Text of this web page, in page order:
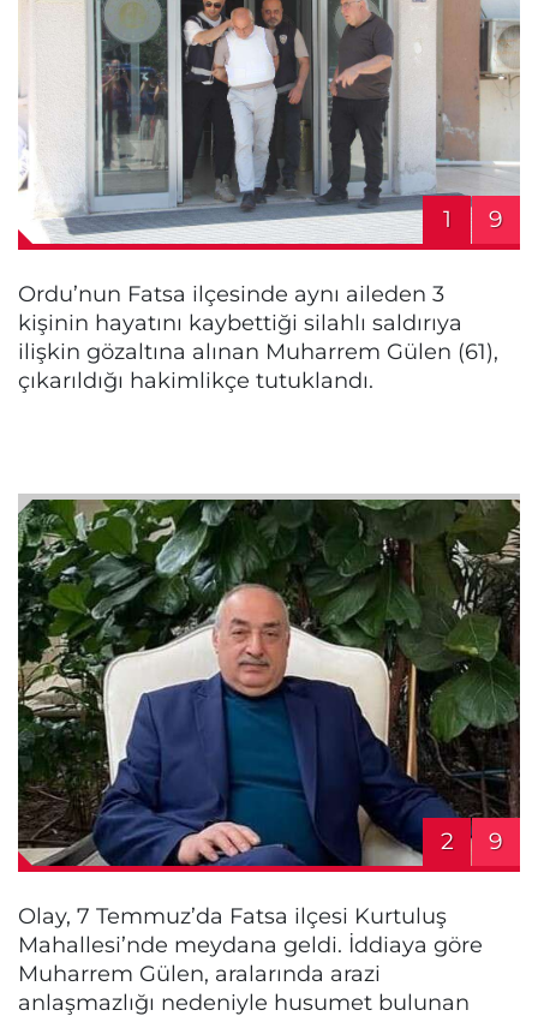
1 9
Ordu’nun Fatsa ilçesinde aynı aileden 3
kişinin hayatını kaybettiği silahlı saldırıya
ilişkin gözaltına alınan Muharrem Gülen (61),
çıkarıldığı hakimlikçe tutuklandı.
2 9
Olay, 7 Temmuz’da Fatsa ilçesi Kurtuluş
Mahallesi’nde meydana geldi. İddiaya göre
Muharrem Gülen, aralarında arazi
anlaşmazlığı nedeniyle husumet bulunan